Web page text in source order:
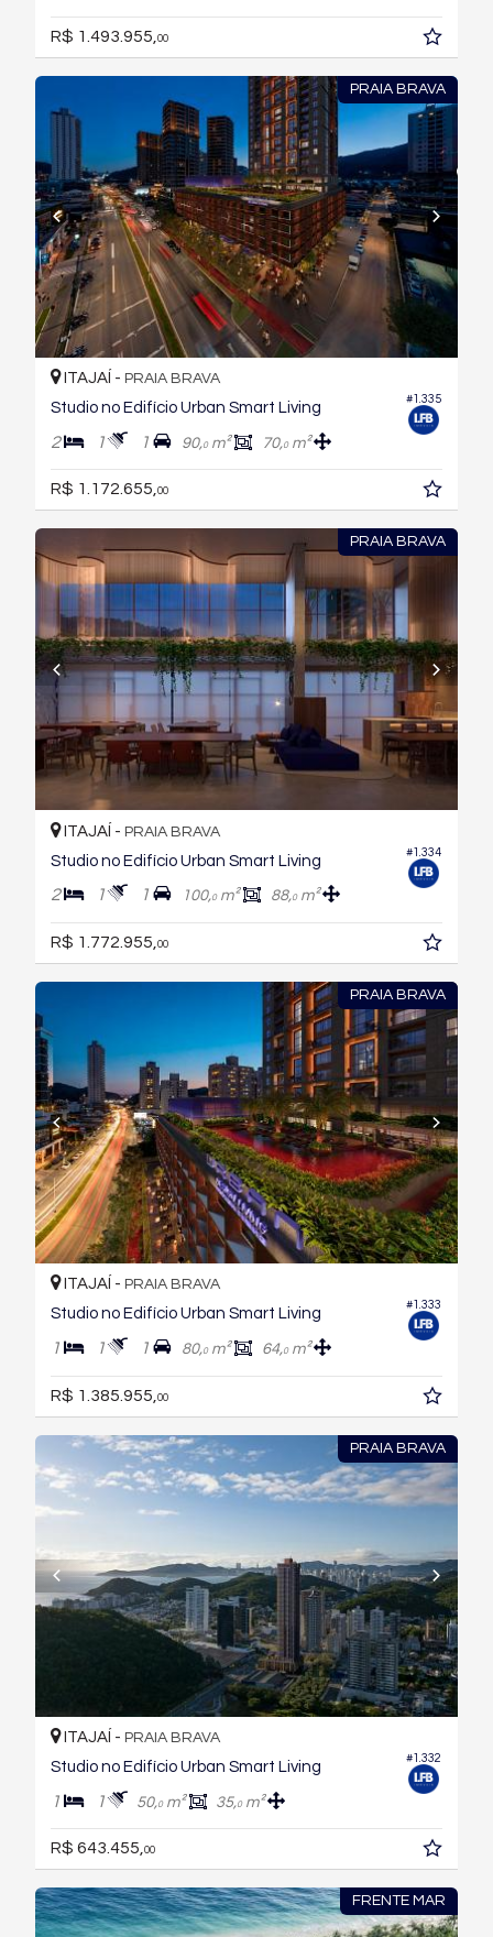
R$ 1.493.955, 00
PRAIA BRAVA
#1.335
ITAJAÍ - PRAIA BRAVA
Studio no Edifício Urban Smart Living
2 1 1 90,0m² 70,0m²
R$ 1.172.655,00
PRAIA BRAVA
#1.334
ITAJAÍ - PRAIA BRAVA
Studio no Edifício Urban Smart Living
2 1 1 100,0m² 88,0m²
R$ 1.772.955, 00
PRAIA BRAVA
#1.333
ITAJAÍ - PRAIA BRAVA
Studio no Edifício Urban Smart Living
1 1 1 80,0m² 64,0m²
R$ 1.385.955, 00
PRAIA BRAVA
#1.332
ITAJAÍ - PRAIA BRAVA
Studio no Edifício Urban Smart Living
1 1 50,0m² 35,0m²
R$ 643.455,00
FRENTE MAR